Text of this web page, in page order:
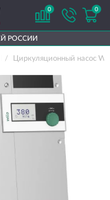
0 0
РОССИИ
Циркуляционный насос